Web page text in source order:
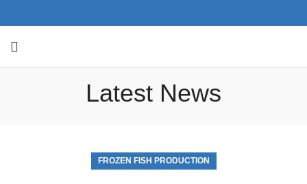
Latest News
FROZEN FISH PRODUCTION